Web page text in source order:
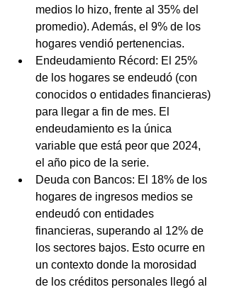
medios lo hizo, frente al 35% del
promedio). Además, el 9% de los
hogares vendió pertenencias.
Endeudamiento Récord: El 25%
de los hogares se endeudó (con
conocidos o entidades financieras)
para llegar a fin de mes. El
endeudamiento es la única
variable que está peor que 2024,
el año pico de la serie.
Deuda con Bancos: El 18% de los
hogares de ingresos medios se
endeudó con entidades
financieras, superando al 12% de
los sectores bajos. Esto ocurre en
un contexto donde la morosidad
de los créditos personales llegó al